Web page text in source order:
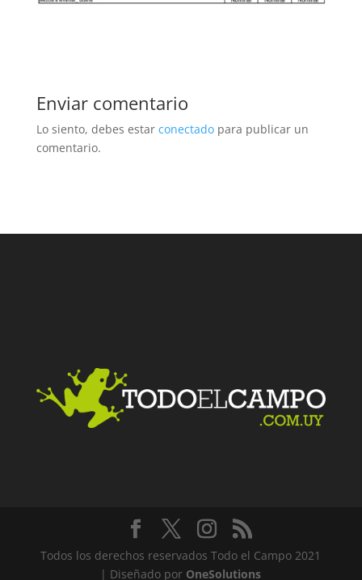
Enviar comentario
Lo siento, debes estar conectadopara publicar un
comentario.
Todos los derechos reservados Todo el Campo 2021
| Diseñado por OneSolutions
Facebook